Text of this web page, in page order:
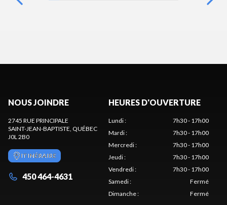
NOUS JOINDRE
2745 RUE PRINCIPALE
SAINT-JEAN-BAPTISTE , QUÉBEC
J0L 2B0
ITINÉRAIRE
450 464-4631
HEURES D'OUVERTURE
Lundi:
7h30 - 17h00
Mardi:
7h30 - 17h00
Mercredi:
7h30 - 17h00
Jeudi:
7h30 - 17h00
Vendredi:
7h30 - 17h00
Samedi:
Fermé
Dimanche: Fermé